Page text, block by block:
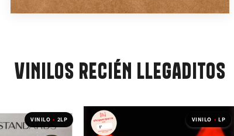
VINILOS RECIÉN LLEGADITOS
VINILO • 2LP VINILO • LP